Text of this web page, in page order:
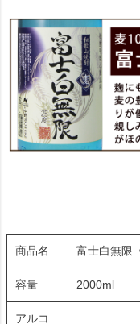
商品名 富士白無限
容量 2000ml
アルコ